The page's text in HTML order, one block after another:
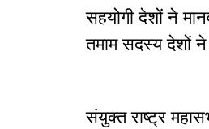
सहयोगी देशों ने
तमाम सदस्य देशों
संयुक्त राष्ट्र